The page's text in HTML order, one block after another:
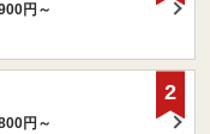
円～
円～
2